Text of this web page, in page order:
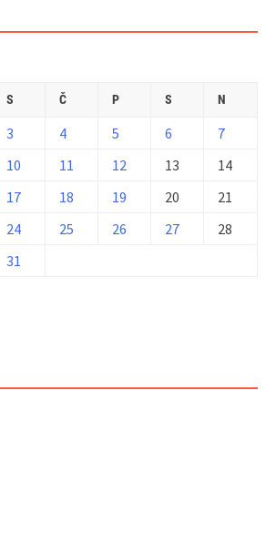
S Č P S N
3 4 5 6
7
10 11 12 13
14
17 18 19 20
21
24 25 26 27
28
31